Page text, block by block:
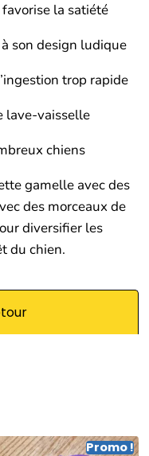
la satiété
son design ludique
trop rapide
lave-vaisselle
chiens
gamelle avec des
des morceaux de
diversifier les
du chien.
Promo !